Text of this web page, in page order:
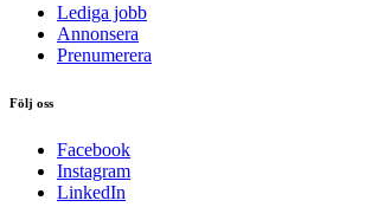
Lediga jobb
Annonsera
Prenumerera
Följ oss
Facebook
Instagram
LinkedIn